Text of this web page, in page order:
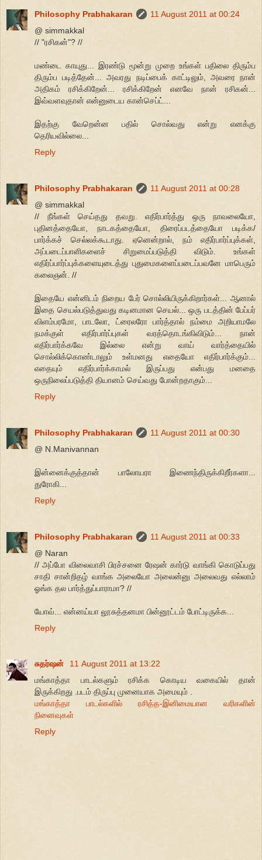
Philosophy Prabhakaran
11 August 2011 at 00:24
@ simmakkal
// "ரசிகன்"? //
மண்டை காயுது... இரண்டு மூன்று முறை உங்கள் பதிலை திரும்ப
திரும்ப படித்தேன்... அவரது நடிப்பைக் காட்டிலும், அவரை நான்
அதிகம் ரசிக்கிறேன்... ரசிக்கிறேன் எனவே நான் ரசிகன்...
இவ்வளவுதான் என்னுடைய கான்செப்ட்...
இதற்கு வேறென்ன பதில் சொல்வது என்று எனக்கு
தெரியவில்லை...
Reply
Philosophy Prabhakaran
11 August 2011 at 00:28
@ simmakkal
// நீங்கள் செய்தது தவறு. எதிர்பார்த்து ஒரு நாவலையோ,
புதினத்தையோ, நாடகத்தையோ, திரைப்படத்தையோ படிக்க/
பார்க்கச் செல்லக்கூடாது. ஏனென்றால், நம் எதிர்பார்ப்புக்கள்,
அப்படைப்பாளிகளைச் சிறுமைப்படுத்தி விடும். உங்கள்
எதிர்ப்பார்ப்புக்களையுடைத்து புதுமைகளைப்படைப்பவனே மாபெரும்
கலைஞன். //
இதையே என்னிடம் நிறைய பேர் சொல்லியிருக்கிறார்கள்... ஆனால்
இதை செயல்படுத்துவது கடினமான செயல்... ஒரு படத்தின் பேப்பர்
விளம்பரமோ, பாடலோ, ட்ரைலரோ பார்த்தால் நம்மை அறியாமலே
நமக்குள் எதிர்பார்ப்புகள் வரத்தொடங்கிவிடும்... நான்
எதிர்பார்க்கவே இல்லை என்று வாய் வார்த்தையில்
சொல்லிக்கொண்டாலும் உள்மனது எதையோ எதிர்பார்க்கும்...
எதையும் எதிர்பார்க்காமல் இருப்பது என்பது மனதை
ஒருநிலைப்படுத்தி தியானம் செய்வது போன்றதாகும்...
Reply
Philosophy Prabhakaran
11 August 2011 at 00:30
@ N.Manivannan
இன்னைக்குத்தான் பாலோயரா இணைந்திருக்கிறீர்களா...
துரோகி...
Reply
Philosophy Prabhakaran
11 August 2011 at 00:33
@ Naran
// அப்போ விலைவாசி பிரச்சனை ரேஷன் கார்டு வாங்கி கொடுப்பது
சாதி சான்றிதழ் வாங்க அலையோ அலைன்னு அலைவது எல்லாம்
ஓங்க தல பார்த்துப்பாராமா? //
யோவ்... என்னய்யா லூசுத்தனமா பின்னூட்டம் போட்டிருக்க...
Reply
சுதர்ஷன்
11 August 2011 at 13:22
மங்காத்தா பாடல்களும் ரசிக்க கொடிய வகையில் தான்
இருக்கிறது .படம் திருப்பு முனையாக அமையும் .
மங்காத்தா பாடல்களில் ரசித்த-இனிமையான வரிகளின்
நினைவுகள்
Reply